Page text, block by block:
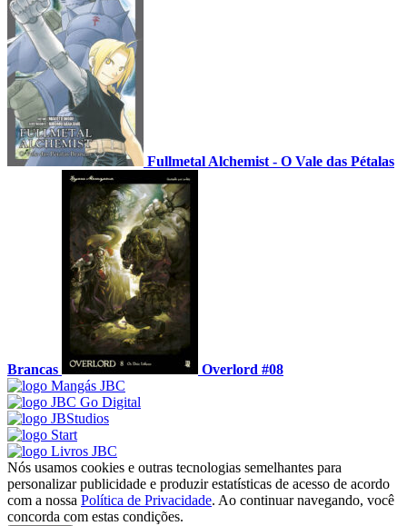
Fullmetal Alchemist - O Vale das Pétalas
Brancas Overlord #08
Nós usamos cookies e outras tecnologias semelhantes para
personalizar publicidade e produzir estatísticas de acesso de acordo
com a nossa Política de Privacidade. Ao continuar navegando, você
concorda com estas condições.